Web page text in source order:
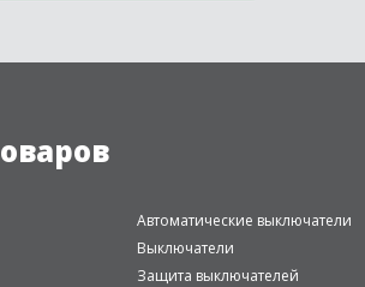
Автоматические выключатели
Выключатели
Защита выключателей